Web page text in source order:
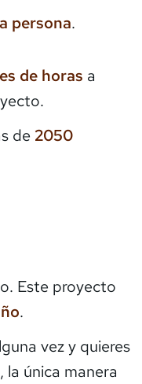
persona.
de horas a
de 2050
Este proyecto
.
vez y quieres
la única manera